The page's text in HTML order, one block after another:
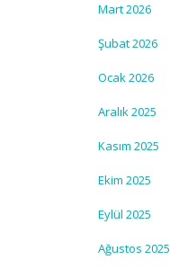
Mart 2026
Şubat 2026
Ocak 2026
Aralık 2025
Kasım 2025
Ekim 2025
Eylül 2025
Ağustos 2025